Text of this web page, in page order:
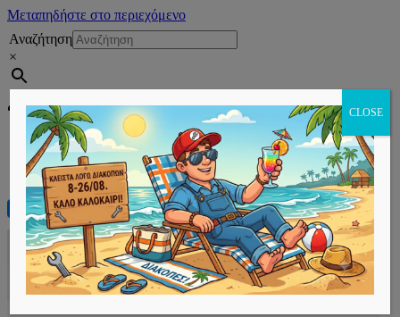
Μεταπηδήστε στο περιεχόμενο
Αναζήτηση
×
Εγγραφή
Αρχική
E-shop
CLOSE